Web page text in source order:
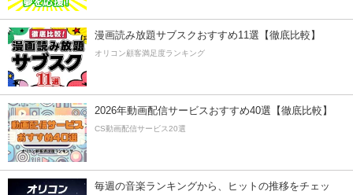
漫画読み放題サブスクおすすめ11選【徹底比較】
オリコン顧客満足度ランキング
2026年動画配信サービスおすすめ40選【徹底比較】
CS動画配信サービス20選
毎週の音楽ランキングから、ヒットの推移をチェッ